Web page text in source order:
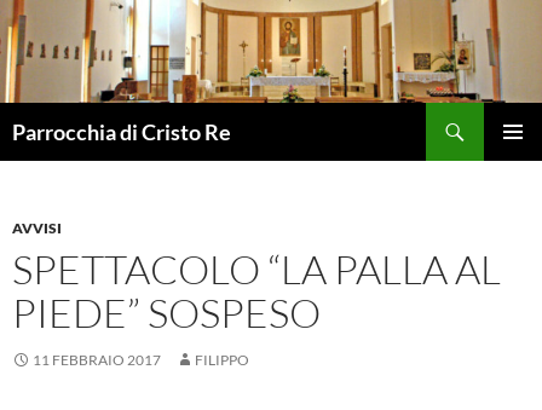
Vai
al
contenuto
Parrocchia di Cristo Re
AVVISI
SPETTACOLO “LA PALLA AL
PIEDE” SOSPESO
11 FEBBRAIO 2017 FILIPPO